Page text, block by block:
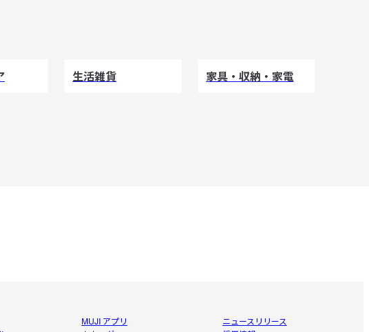
生活雑貨 家具・収納・家電
MUJI アプリ
ニュースリリース